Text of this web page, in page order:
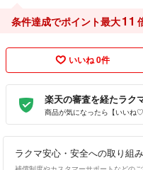
条件達成でポイント最大11
いいね 0件
楽天の審査を経たラク
商品が気になったら【いいね
ラクマ安心・安全への取り組み